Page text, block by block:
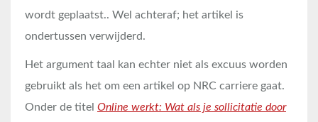
wordt geplaatst.. Wel achteraf; het artikel is
ondertussen verwijderd.
Het argument taal kan echter niet als excuus worden
gebruikt als het om een artikel op NRC carriere gaat.
Onder de titel Online werkt: Wat als je sollicitatie door